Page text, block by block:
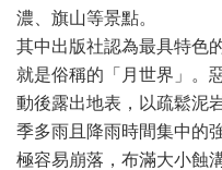
濃、旗山等景點。
其中出版社認為最具特色
就是俗稱的「月世界」。
動後露出地表，以疏鬆泥
季多雨且降雨時間集中的
極容易崩落，布滿大小蝕